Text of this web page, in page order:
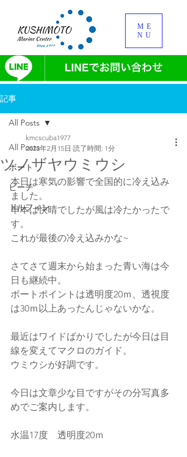
ME
NU
記事
All Posts
ボート
ビーチ
ドルフィン
All Posts
ツノザヤウミウシ
kmcscuba1977
2023年2月15日 読了時間: 1分
本日は寒気の影響で全国的に冷え込み
ました。
串本は快晴でしたが風は冷たかったで
す。
これが最後の冷え込みかな~
さてさて週末から始まった青い海は今
日も継続中。
ボートポイントは透明度20ｍ、透視度
は30ｍ以上あったんじゃないかな。
最近はワイドばかりでしたが今日は目
線を変えてマクロのガイド。
ウミウシが好調です。
今日は文章少な目ですがその分写真多
めでご案内します。
水温17度　透明度20ｍ